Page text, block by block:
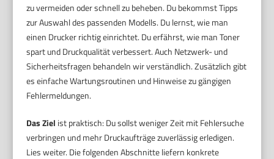
zu vermeiden oder schnell zu beheben. Du bekommst Tipps
zur Auswahl des passenden Modells. Du lernst, wie man
einen Drucker richtig einrichtet. Du erfährst, wie man Toner
spart und Druckqualität verbessert. Auch Netzwerk- und
Sicherheitsfragen behandeln wir verständlich. Zusätzlich gibt
es einfache Wartungsroutinen und Hinweise zu gängigen
Fehlermeldungen.
Das Ziel ist praktisch: Du sollst weniger Zeit mit Fehlersuche
verbringen und mehr Druckaufträge zuverlässig erledigen.
Lies weiter. Die folgenden Abschnitte liefern konkrete